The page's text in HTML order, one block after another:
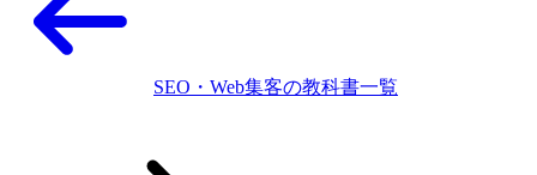
SEO・Web集客の教科書一覧